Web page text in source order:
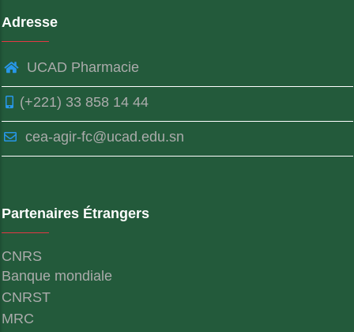
Adresse
UCAD Pharmacie
(+221) 33 858 14 44
cea-agir-fc@ucad.edu.sn
Partenaires Étrangers
CNRS
Banque mondiale
CNRST
MRC